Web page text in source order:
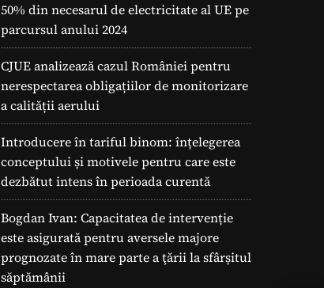
50% din necesarul de electricitate al UE pe
parcursul anului 2024
CJUE analizează cazul României pentru
nerespectarea obligațiilor de monitorizare
a calității aerului
Introducere în tariful binom: înțelegerea
conceptului și motivele pentru care este
dezbătut intens în perioada curentă
Bogdan Ivan: Capacitatea de intervenție
este asigurată pentru aversele majore
prognozate în mare parte a ţării la sfârșitul
săptămânii